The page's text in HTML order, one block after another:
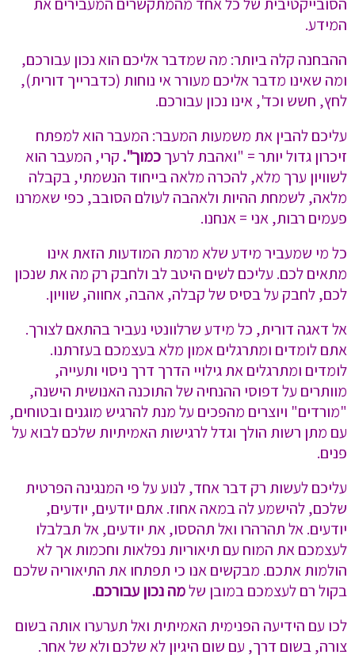
הסובייקטיבית של כל אחד מהמתקשרים המעבירים את
המידע.
ההבחנה קלה ביותר: מה שמדבר אליכם הוא נכון עבורכם,
ומה שאינו מדבר אליכם מעורר אי נוחות (כדברייך דורית),
לחץ, חשש וכד', אינו נכון עבורכם.
עליכם להבין את משמעות המעבר: המעבר הוא למפתח
זיכרון גדול יותר = "ואהבת לרעךכמוך". קרי, המעבר הוא
לשוויון ערך מלא, להכרה מלאה בייחוד הנשמתי, בקבלה
מלאה, לשמחת ההיות ולאהבה לעולם הסובב, כפי שאמרנו
פעמים רבות, אני = אנחנו.
כל מי שמעביר מידע שלא מרמת המודעות הזאת אינו
מתאים לכם. עליכם לשים היטב לב ולחבק רק מה את שנכון
לכם, לחבק על בסיס של קבלה, אהבה, אחווה, שוויון.
אל דאגה דורית, כל מידע שרלוונטי נעביר בהתאם לצורך.
אתם לומדים ומתרגלים אמון מלא בעצמכם בעזרתנו.
לומדים ומתרגלים את גילויי הדרך דרך ניסוי ותעייה,
מוותרים על דפוסי ההנחיה של התוכנה האנושית הישנה,
"מורדים" ויוצרים מהפכים על מנת להרגיש מוגנים ובטוחים,
עם מתן רשות הולך וגדל לרגישות האמיתיות שלכם לבוא על
פנים.
עליכם לעשות רק דבר אחד, לנוע על פי המנגינה הפרטית
שלכם, להישמע לה במאה אחוז. אתם יודעים, יודעים,
יודעים. אל תהרהרו ואל תהססו, את יודעים, אל תבלבלו
לעצמכם את המוח עם תיאוריות נפלאות וחכמות אך לא
הולמות אתכם. מבקשים אנו כי תפתחו את התיאוריה שלכם
בקול רם לעצמכם במובן שלמה נכון עבורכם.
לכו עם הידיעה הפנימית האמיתית ואל תערערו אותה בשום
צורה, בשום דרך, עם שום היגיון לא שלכם ולא של אחר.